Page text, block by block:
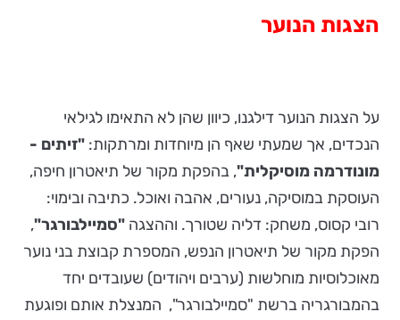
הצגות הנוער
על הצגות הנוער דילגנו, כיוון שהן לא התאימו לגילאי
הנכדים, אך שמעתי שאף הן מיוחדות ומרתקות: "זיתים -
מונודרמה מוסיקלית", בהפקת מקור של תיאטרון חיפה,
העוסקת במוסיקה, נעורים, אהבה ואוכל. כתיבה ובימוי:
רובי קסוס, משחק: דליה שטורך. וההצגה "סמיילבורגר",
הפקת מקור של תיאטרון הנפש, המספרת קבוצת בני נוער
מאוכלוסיות מוחלשות (ערבים ויהודים) שעובדים יחד
בהמבורגריה ברשת "סמיילבורגר", המנצלת אותם ופוגעת